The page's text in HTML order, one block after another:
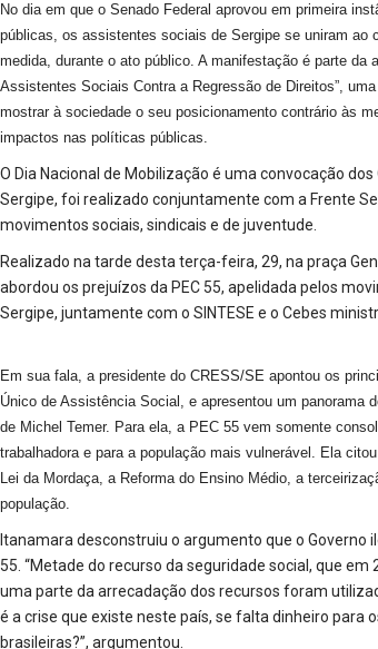
No dia em que o Senado Federal aprovou em primeira
públicas, os assistentes sociais de Sergipe se uniram ao
medida, durante o ato público. A manifestação é parte da
Assistentes Sociais Contra a Regressão de Direitos”,
mostrar à sociedade o seu posicionamento contrário às
impactos nas políticas públicas.
O Dia Nacional de Mobilização é uma convocação
Sergipe, foi realizado conjuntamente com a Frente
movimentos sociais, sindicais e de juventude.
Realizado na tarde desta terça-feira, 29, na praça
abordou os prejuízos da PEC 55, apelidada pelos
Sergipe, juntamente com o SINTESE e o Cebes
Em sua fala, a presidente do CRESS/SE apontou os
Único de Assistência Social, e apresentou um panorama
de Michel Temer. Para ela, a PEC 55 vem somente
trabalhadora e para a população mais vulnerável. Ela
Lei da Mordaça, a Reforma do Ensino Médio, a
população.
Itanamara desconstruiu o argumento que o Governo
55. “Metade do recurso da seguridade social, que
uma parte da arrecadação dos recursos foram
é a crise que existe neste país, se falta dinheiro para
brasileiras?”, argumentou.